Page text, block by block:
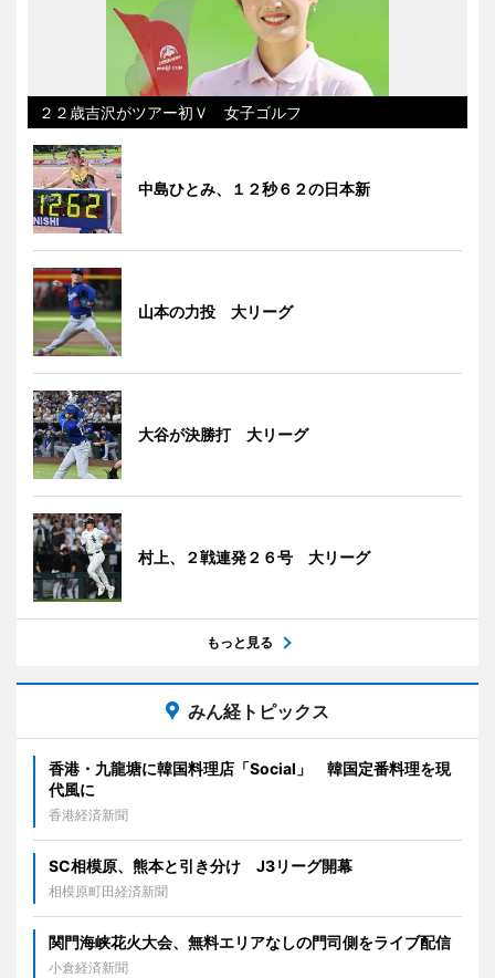
２２歳吉沢がツアー初Ｖ 女子ゴルフ
中島ひとみ、１２秒６２の日本新
山本の力投 大リーグ
大谷が決勝打 大リーグ
村上、２戦連発２６号 大リーグ
もっと見る
みん経トピックス
香港・九龍塘に韓国料理店「Social」 韓国定番料理を現
代風に
香港経済新聞
SC相模原、熊本と引き分け J3リーグ開幕
相模原町田経済新聞
関門海峡花火大会、無料エリアなしの門司側をライブ配信
小倉経済新聞